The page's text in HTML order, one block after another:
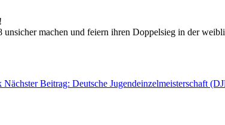
machen und feiern ihren Doppelsieg in der
Nächster Beitrag: Deutsche Jugendeinzelmeisterschaft